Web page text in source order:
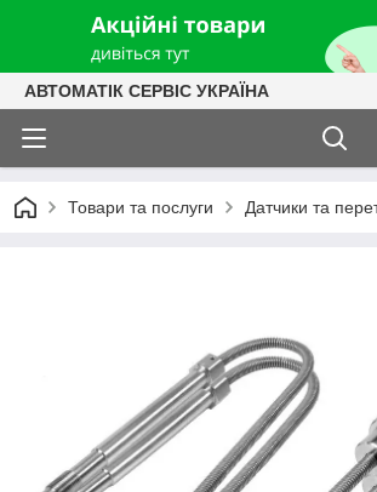
АВТОМАТІК СЕРВІС УКРАЇНА
Товари та послуги Датчики та